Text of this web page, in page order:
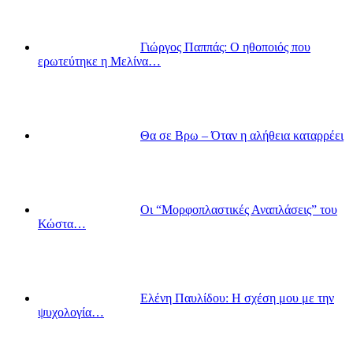
Γιώργος Παππάς: Ο ηθοποιός που
ερωτεύτηκε η Μελίνα…
Θα σε Βρω – Όταν η αλήθεια καταρρέει
Οι “Μορφοπλαστικές Αναπλάσεις” του
Κώστα…
Ελένη Παυλίδου: Η σχέση μου με την
ψυχολογία…